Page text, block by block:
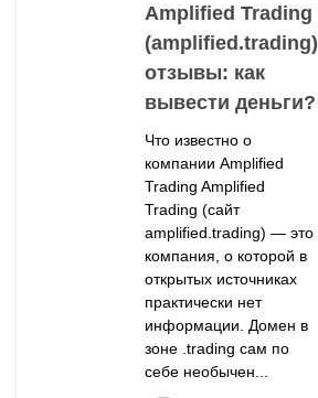
Amplified Trading
(amplified.trading)
отзывы: как
вывести деньги?
Что известно о
компании Amplified
Trading Amplified
Trading (сайт
amplified.trading) — это
компания, о которой в
открытых источниках
практически нет
информации. Домен в
зоне .trading сам по
себе необычен...